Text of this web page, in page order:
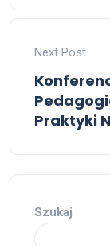
Next Post
Praktyki
Szukaj